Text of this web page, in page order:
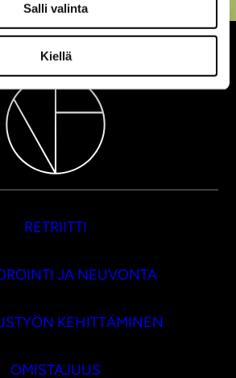
Salli valinta
Kiellä
RETRIITTI
JA NEUVONTA
KEHITTÄMINEN
OMISTAJUUS